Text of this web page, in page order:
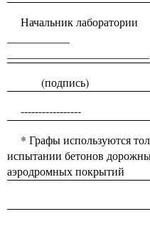
Начальник лаборатории
(подпись)
-----------------
* Графы используются
испытании бетонов
аэродромных покрытий